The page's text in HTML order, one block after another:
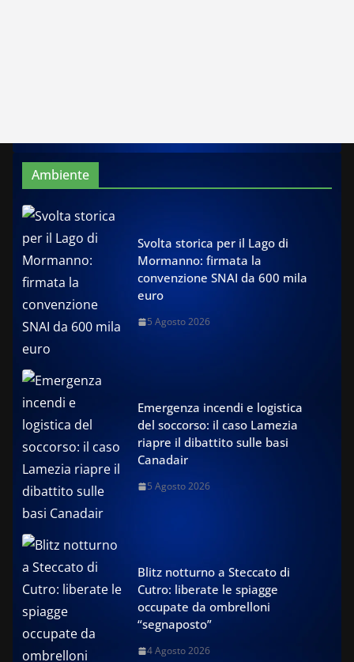
Ambiente
Svolta storica per il Lago di
Mormanno: firmata la
convenzione SNAI da 600 mila
euro
5 Agosto 2026
Emergenza incendi e logistica
del soccorso: il caso Lamezia
riapre il dibattito sulle basi
Canadair
5 Agosto 2026
Blitz notturno a Steccato di
Cutro: liberate le spiagge
occupate da ombrelloni
“segnaposto”
4 Agosto 2026